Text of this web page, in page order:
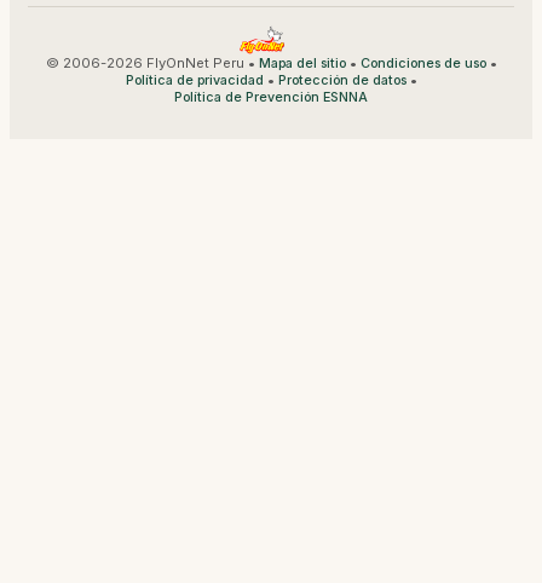
© 2006-2026 FlyOnNet Peru • Mapa del sitio• Condiciones de uso•
Política de privacidad • Protección de datos•
Política de Prevención ESNNA